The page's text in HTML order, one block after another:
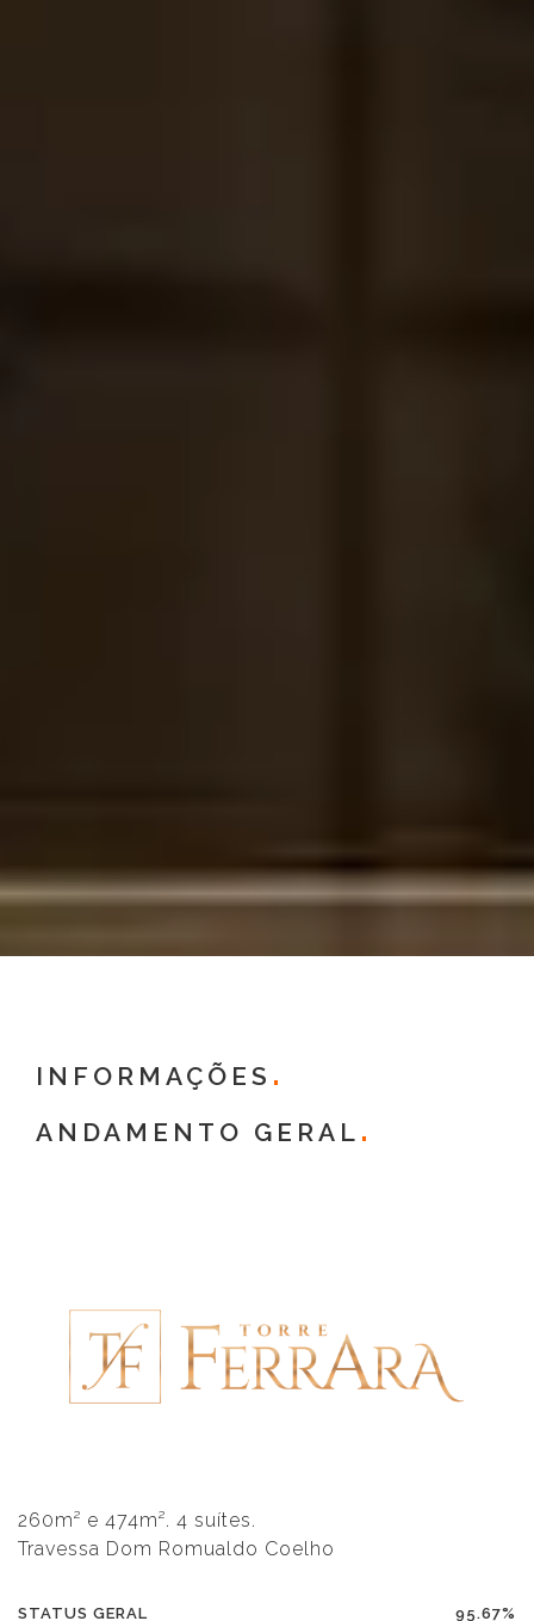
INFORMAÇÕES
ANDAMENTO GERAL
260m² e 474m². 4 suítes.
Travessa Dom Romualdo Coelho
STATUS GERAL 95.67%